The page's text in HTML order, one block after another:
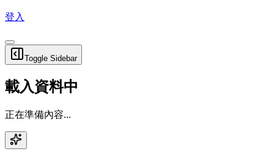
登入
Toggle Sidebar
載入資料中
正在準備內容...